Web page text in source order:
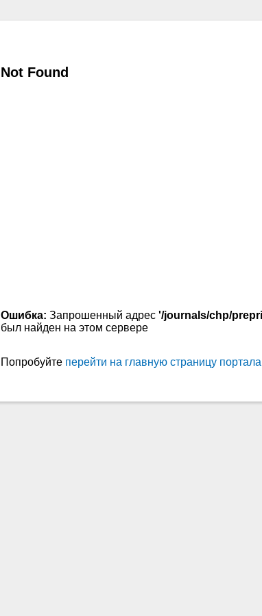
Not Found
Ошибка: Запрошенный адрес '/journals/chp/
был найден на этом сервере
Попробуйте перейти на главную страницу